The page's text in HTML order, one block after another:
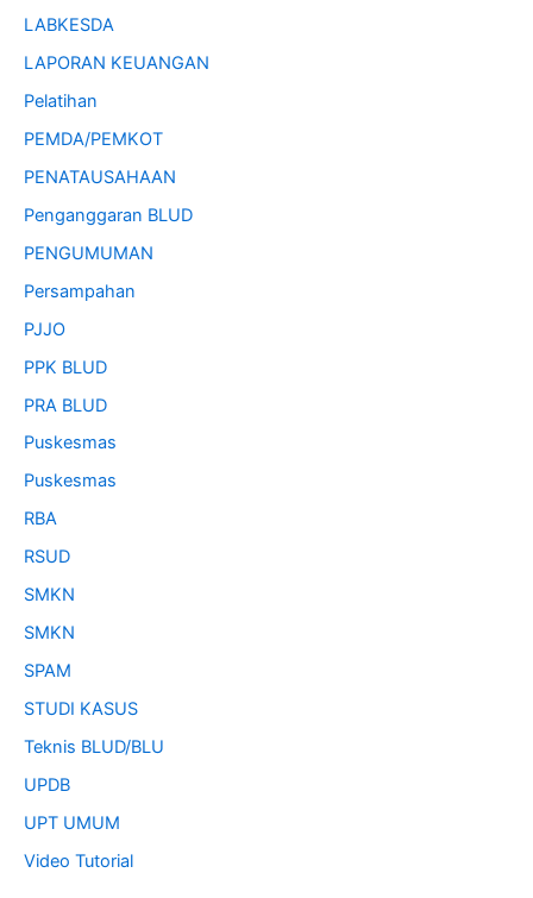
LABKESDA
LAPORAN KEUANGAN
Pelatihan
PEMDA/PEMKOT
PENATAUSAHAAN
Penganggaran BLUD
PENGUMUMAN
Persampahan
PJJO
PPK BLUD
PRA BLUD
Puskesmas
Puskesmas
RBA
RSUD
SMKN
SMKN
SPAM
STUDI KASUS
Teknis BLUD/BLU
UPDB
UPT UMUM
Video Tutorial